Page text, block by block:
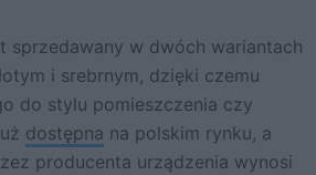
sprzedawany w dwóch wariantach
i srebrnym, dzięki czemu
do stylu pomieszczenia czy
dostępna na polskim rynku, a
producenta urządzenia wynosi